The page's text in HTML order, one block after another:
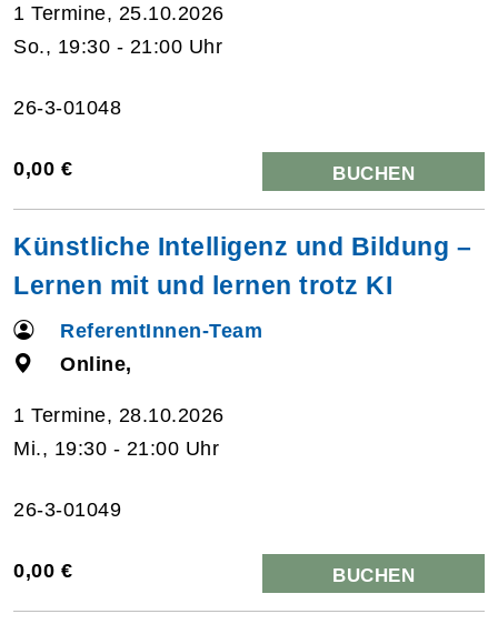
1 Termine, 25.10.2026
So., 19:30 - 21:00 Uhr
26-3-01048
0,00 € BUCHEN
Künstliche Intelligenz und Bildung –
Lernen mit und lernen trotz KI
ReferentInnen-Team
Online,
1 Termine, 28.10.2026
Mi., 19:30 - 21:00 Uhr
26-3-01049
0,00 € BUCHEN